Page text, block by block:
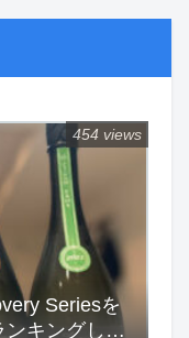
Seriesを
ンキングして
454 views